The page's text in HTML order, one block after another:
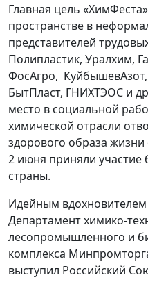
Главная цель
пространстве в
представителей
Полипластик, Уралхим,
ФосАгро,
БытПласт, ГНИХТЭОС и
место в социальной
химической отрасли
здорового образа
2 июня приняли участие
страны.
Идейным вдохновителем
Департамент химико-
лесопромышленного и
комплекса
выступил Российский